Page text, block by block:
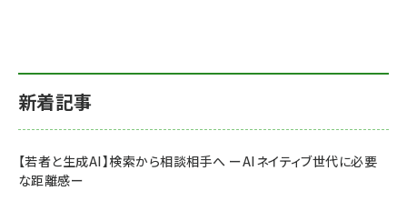
新着記事
【若者と生成AI】検索から相談相手へ ーAIネイティブ世代に必要
な距離感ー